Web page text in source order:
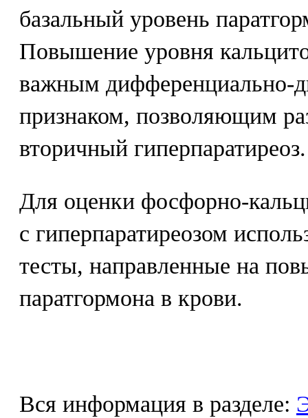
базальный уровень
Повышение уровня
важным дифференциально-
признаком, позволяющим
вторичный гиперпаратиреоз.
Для оценки фосфорно-
с гиперпаратиреозом
тесты, направленные на
паратгормона в крови.
Вся информация в разделе: